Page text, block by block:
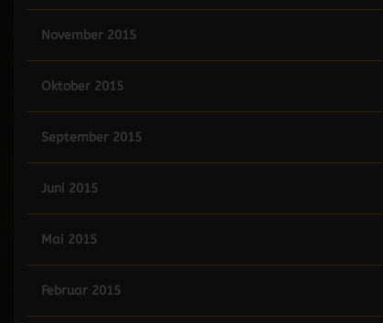
November 2015
Oktober 2015
September 2015
Juni 2015
Mai 2015
Februar 2015